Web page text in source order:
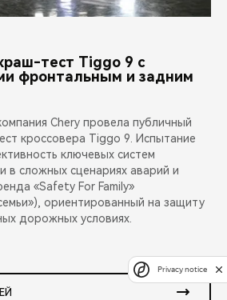
тест Tiggo 9 с
фронтальным и задним
Chery провела публичный
кроссовера Tiggo 9. Испытание
ключевых систем
в сложных сценариях аварий и
«Safety For Family»
ориентированный на защиту
дорожных условиях.
Privacy notice